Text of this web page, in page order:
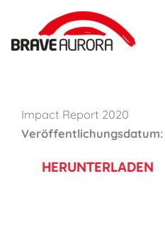
springen
Impact Report 2020
Veröffentlichungsdatum:
HERUNTERLADEN